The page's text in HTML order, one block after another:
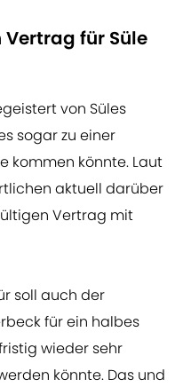
Vertrag für Süle
von Süles
sogar zu einer
kommen könnte. Laut
aktuell darüber
Vertrag mit
soll auch der
für ein halbes
wieder sehr
könnte. Das und